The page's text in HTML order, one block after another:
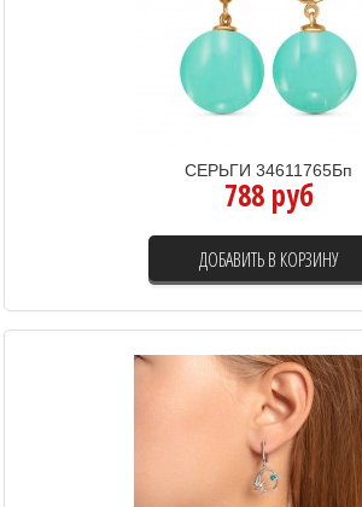
СЕРЬГИ 34611765Бп
788 руб
ДОБАВИТЬ В КОРЗИНУ